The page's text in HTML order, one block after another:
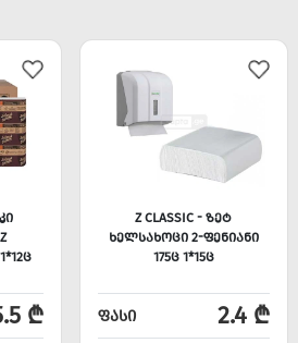
₾
Z CLASSIC - ᲖᲔᲢ
ᲮᲔᲚᲡᲐᲮᲝᲪᲘ 2-ᲤᲔᲜᲘᲐᲜᲘ
175Ც 1*15Ც
ᲤᲐᲡᲘ 2.4 ₾